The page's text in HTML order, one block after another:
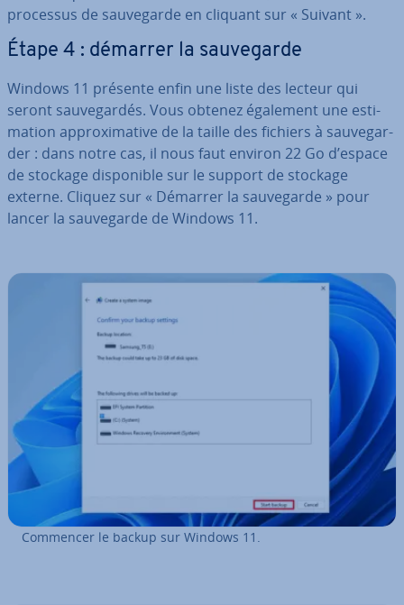
processus de sau­ve­garde en cliquant sur « Suivant ».
Étape 4 : démarrer la sau­ve­garde
Windows 11 présente enfin une liste des lecteur qui
seront sau­ve­gar­dés. Vous obtenez également une es­ti­
ma­tion ap­proxi­ma­tive de la taille des fichiers à sau­ve­gar­
der : dans notre cas, il nous faut environ 22 Go d’espace
de stockage dis­po­nible sur le support de stockage
externe. Cliquez sur « Démarrer la sau­ve­garde » pour
lancer la sau­ve­garde de Windows 11.
Commencer le backup sur Windows 11.